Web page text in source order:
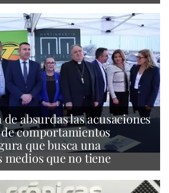
absurdas las acusaciones
comportamientos
que busca una
medios que no tiene